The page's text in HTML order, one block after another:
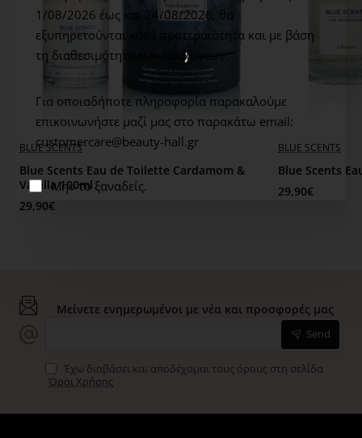
1/08/2026 έως και 24/08/2026, θα
εξυπηρετούνται κατά προτεραιότητα και με βάση
τη διαθεσιμότητα των προϊόντων.
Για οποιαδήποτε πληροφορία παρακαλούμε
επικοινωνήστε μαζί μας στο παρακάτω email:
customercare@beauty-hall.gr
Μην το ξαναδείς.
Middle notes: Pomegranate, Peony, Water blossoms
Base notes: Sandalwood, Musk, White jasmine
BLUE SCENTS
Blue Scents Eau de Toilette Cardamom &
Vanilla 100ml
29,90€
BLUE SCENTS
Blue Scents
29,90€
Μείνετε ενημερωμένοι με νέα και προσφορές μας
Send
Έχω διαβάσει και αποδέχομαι τους όρους στη σελίδα
Όροι Χρήσης